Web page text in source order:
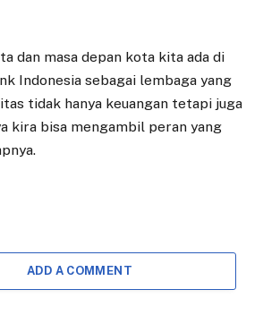
dan masa depan kota kita ada di
Indonesia sebagai lembaga yang
tidak hanya keuangan tetapi juga
kira bisa mengambil peran yang
ADD A COMMENT